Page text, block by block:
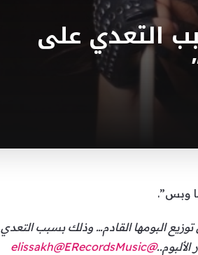
التعدي على
وبس”.
البومها القادم… وذلك بسبب التعدي
@elissakh
@ERecordsMusic